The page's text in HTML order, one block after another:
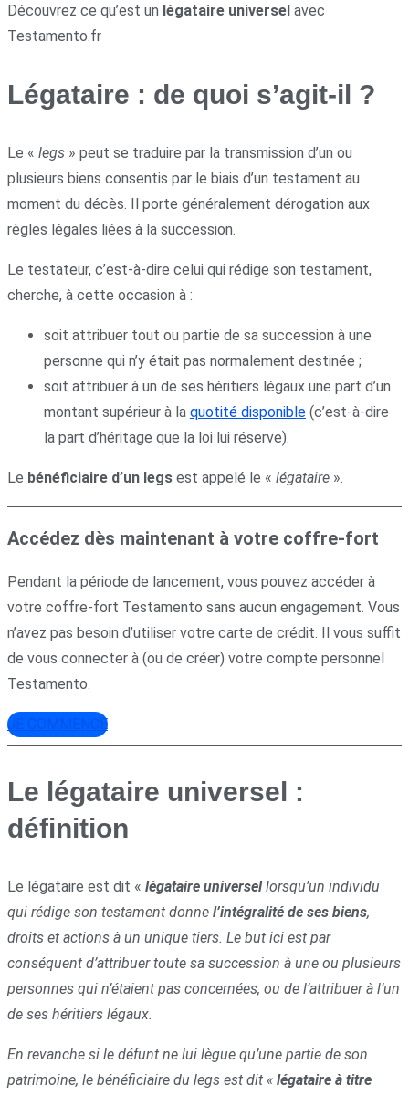
Découvrez ce qu’est un légataire universel avec
Testamento.fr
Légataire : de quoi s’agit-il ?
Le « legs » peut se traduire par la transmission d’un ou
plusieurs biens consentis par le biais d’un testament au
moment du décès. Il porte généralement dérogation aux
règles légales liées à la succession.
Le testateur, c’est-à-dire celui qui rédige son testament,
cherche, à cette occasion à :
soit attribuer tout ou partie de sa succession à une
personne qui n’y était pas normalement destinée ;
soit attribuer à un de ses héritiers légaux une part d’un
montant supérieur à la quotité disponible (c’est-à-dire
la part d’héritage que la loi lui réserve).
Le bénéficiaire d’un legs est appelé le « légataire ».
Accédez dès maintenant à votre coffre-fort
Pendant la période de lancement, vous pouvez accéder à
votre coffre-fort Testamento sans aucun engagement. Vous
n’avez pas besoin d’utiliser votre carte de crédit. Il vous suffit
de vous connecter à (ou de créer) votre compte personnel
Testamento.
JE COMMENCE
Le légataire universel :
définition
Le légataire est dit « légataire universellorsqu’un individu
qui rédige son testament donne l’intégralité de ses biens,
droits et actions à un unique tiers. Le but ici est par
conséquent d’attribuer toute sa succession à une ou plusieurs
personnes qui n’étaient pas concernées, ou de l’attribuer à l’un
de ses héritiers légaux.
En revanche si le défunt ne lui lègue qu’une partie de son
patrimoine, le bénéficiaire du legs est dit « légataire à titre